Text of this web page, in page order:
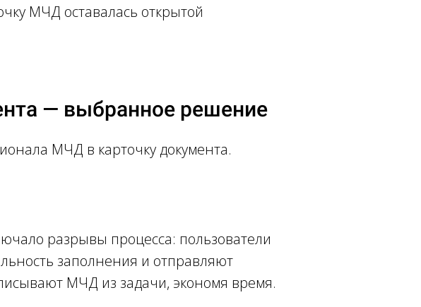
МЧД оставалась открытой
— выбранное решение
МЧД в карточку документа.
разрывы процесса: пользователи
заполнения и отправляют
МЧД из задачи, экономя время.